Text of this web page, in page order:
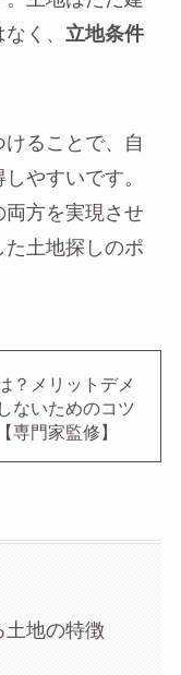
く、 立地条件
ることで、自
やすいです。
両方を実現させ
た土地探しのポ
？メリットデメ
ないためのコツ
専門家監修】
土地の特徴